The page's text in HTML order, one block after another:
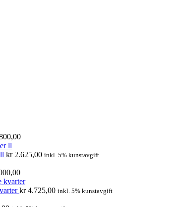
kr2.625,00 inkl. 5% kunstavgift
kr4.725,00 inkl. 5% kunstavgift